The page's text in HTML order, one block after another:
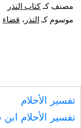
مصنف كـكتاب النذر
موسوم كـ النذر ، قضاء
تفسير الأحلام
تفسير الأحلام